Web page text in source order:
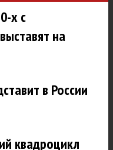
х с
на
в России
квадроцикл